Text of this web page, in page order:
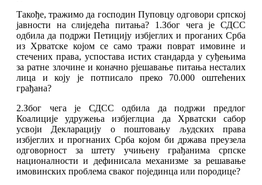
Такође, тражимо да господин Пуповцу одговори српској
јавности на слиједећа питања? 1.Због чега је СДСС
одбила да подржи Петицију избјеглих и проганих Срба
из Хрватске којом се само тражи поврат имовине и
стечених права, успостава истих стандарда у суђењима
за ратне злочине и коначно рјешавање питања несталих
лица и коју је потписало преко 70.000 оштећених
грађана?
2.Због чега је СДСС одбила да подржи предлог
Коалиције удружења избјеглциа да Хрватски сабор
усвоји Декларацију о поштовању људских права
избјеглих и прогнаних Срба којом би држава преузела
одговорност за штету учињену грађанима српске
националности и дефинисала механизме за решавање
имовинских проблема сваког појединца или породице?